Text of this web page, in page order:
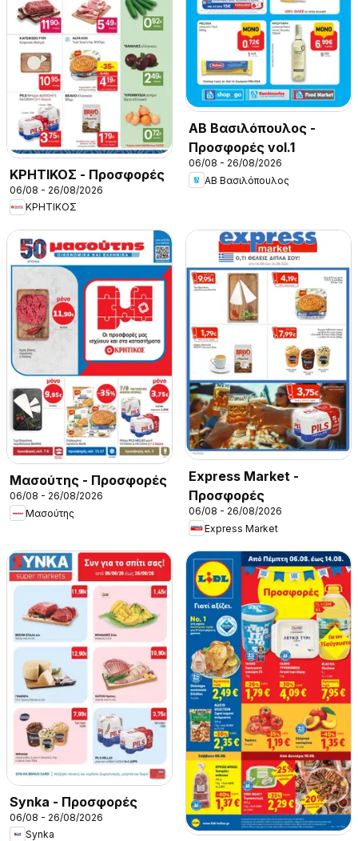
ΚΡΗΤΙΚΟΣ - Προσφορές
06/08 - 26/08/2026
ΚΡΗΤΙΚΟΣ
ΑΒ Βασιλόπουλος -
Προσφορές vol.1
06/08 - 26/08/2026
ΑΒ Βασιλόπουλος
Μασούτης - Προσφορές
06/08 - 26/08/2026
Μασούτης
Express Market -
Προσφορές
06/08 - 26/08/2026
Express Market
Synka - Προσφορές
06/08 - 26/08/2026
Synka